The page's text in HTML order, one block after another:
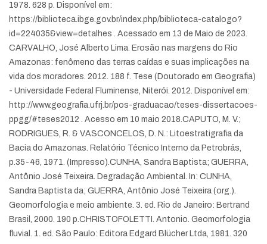
1978. 628 p. Disponível em:
https://biblioteca.ibge.gov.br/index.php/biblioteca-catalogo?
id=224035&view=detalhes . Acessado em 13 de Maio de 2023.
CARVALHO, José Alberto Lima. Erosão nas margens do Rio
Amazonas: fenômeno das terras caídas e suas implicações na
vida dos moradores. 2012. 188 f. Tese (Doutorado em Geografia)
- Universidade Federal Fluminense, Niterói. 2012. Disponível em:
http://www.geografia.ufrj.br/pos-graduacao/teses-dissertacoes-
ppgg/#teses2012 . Acesso em 10 maio 2018.CAPUTO, M. V.;
RODRIGUES, R. & VASCONCELOS, D. N.: Litoestratigrafia da
Bacia do Amazonas. Relatório Técnico Interno da Petrobrás,
p.35-46, 1971. (Impresso).CUNHA, Sandra Baptista; GUERRA,
Antônio José Teixeira. Degradação Ambiental. In: CUNHA,
Sandra Baptista da; GUERRA, Antônio José Teixeira (org.).
Geomorfologia e meio ambiente. 3. ed. Rio de Janeiro: Bertrand
Brasil, 2000. 190 p.CHRISTOFOLETTI. Antonio. Geomorfologia
fluvial. 1. ed. São Paulo: Editora Edgard Blücher Ltda, 1981. 320